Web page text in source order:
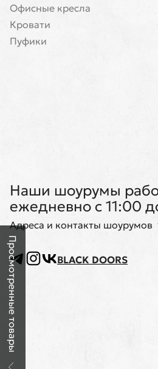
Офисные кресла
Кровати
Пуфики
Наши шоурумы
ежедневно с 11:00
Адреса и контакты шоурумов
BLACK DOORS
Просмотренные товары